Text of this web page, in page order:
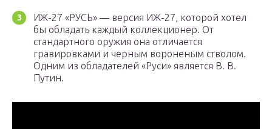
ИЖ-27 «РУСЬ» — версия ИЖ-27, которой хотел
бы обладать каждый коллекционер. От
стандартного оружия она отличается
гравировками и черным вороненым стволом.
Одним из обладателей «Руси» является В. В.
Путин.